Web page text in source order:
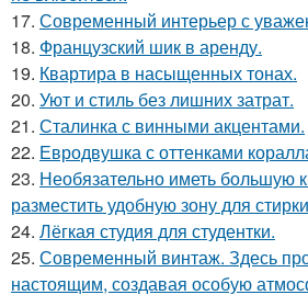
17. Современный интерьер с
18. Французский шик в аренду.
19. Квартира в насыщенных тонах.
20. Уют и стиль без лишних затрат.
21. Сталинка с винными акцентами.
22. Евродвушка с оттенками
23. Необязательно иметь большую
разместить удобную зону для
24. Лёгкая студия для студентки.
25. Современный винтаж. Здесь
настоящим, создавая особую